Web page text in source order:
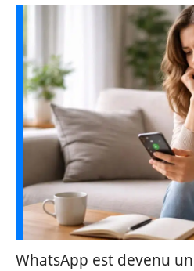
WhatsApp est devenu